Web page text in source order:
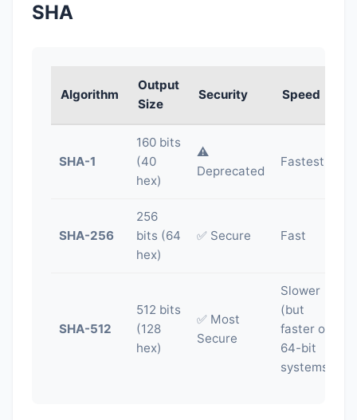
SHA
Algorithm
Output
Size
Security Speed
SHA-1
160 bits
(40
hex)
⚠️
Deprecated
Fastest
SHA-256
256
bits (64
hex)
✅ Secure Fast
SHA-512
512 bits
(128
hex)
✅ Most
Secure
Slower
(but
faster on
64-bit
systems)